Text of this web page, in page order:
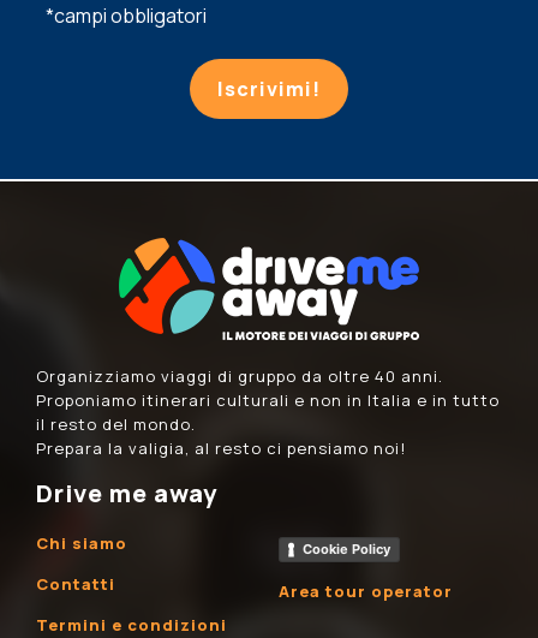
*campi obbligatori
Iscrivimi!
Organizziamo viaggi di gruppo da oltre 40 anni.
Proponiamo itinerari culturali e non in Italia e in tutto
il resto del mondo.
Prepara la valigia, al resto ci pensiamo noi!
Drive me away
Chi siamo
Contatti
Termini e condizioni
Cookie Policy
Area tour operator